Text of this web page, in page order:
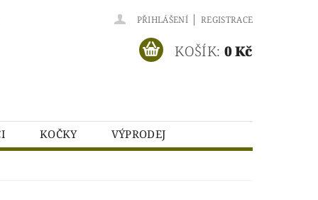
PŘIHLÁŠENÍ | REGISTRACE
KOŠÍK: 0 Kč
KOČKY
VÝPRODEJ
ÚDAJŮ